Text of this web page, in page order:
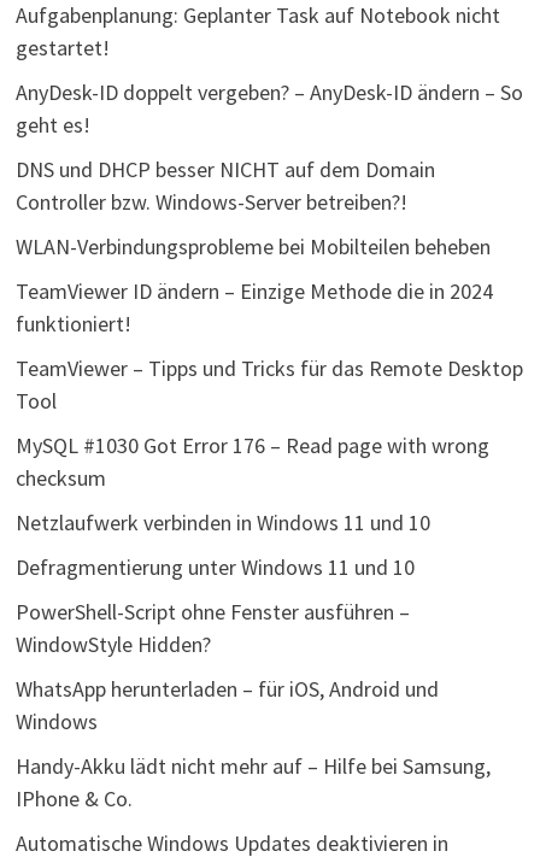
Aufgabenplanung: Geplanter Task auf Notebook nicht
gestartet!
AnyDesk-ID doppelt vergeben? – AnyDesk-ID ändern – So
geht es!
DNS und DHCP besser NICHT auf dem Domain
Controller bzw. Windows-Server betreiben?!
WLAN-Verbindungsprobleme bei Mobilteilen beheben
TeamViewer ID ändern – Einzige Methode die in 2024
funktioniert!
TeamViewer – Tipps und Tricks für das Remote Desktop
Tool
MySQL #1030 Got Error 176 – Read page with wrong
checksum
Netzlaufwerk verbinden in Windows 11 und 10
Defragmentierung unter Windows 11 und 10
PowerShell-Script ohne Fenster ausführen –
WindowStyle Hidden?
WhatsApp herunterladen – für iOS, Android und
Windows
Handy-Akku lädt nicht mehr auf – Hilfe bei Samsung,
IPhone & Co.
Automatische Windows Updates deaktivieren in